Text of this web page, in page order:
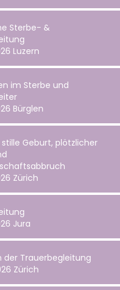
Sterbe- &
Luzern
im Sterbe und
Bürglen
Geburt, plötzlicher
Zürich
Jura
der Trauerbegleitung
Zürich